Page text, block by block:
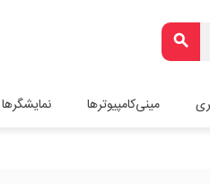
search
مینی‌کامپیوترها نمایشگرها